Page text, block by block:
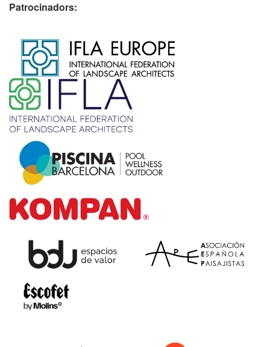
Patrocinadors: